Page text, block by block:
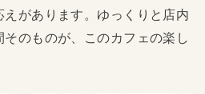
えがあります。ゆっくりと店内
のものが、このカフェの楽し